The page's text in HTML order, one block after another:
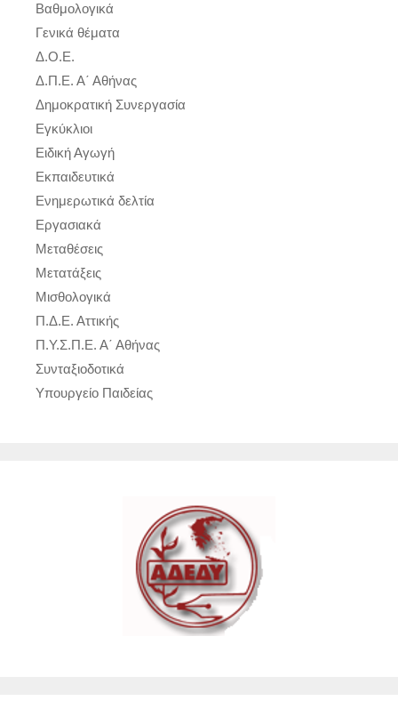
Βαθμολογικά
Γενικά θέματα
Δ.Ο.Ε.
Δ.Π.Ε. Α΄ Αθήνας
Δημοκρατική Συνεργασία
Εγκύκλιοι
Ειδική Αγωγή
Εκπαιδευτικά
Ενημερωτικά δελτία
Εργασιακά
Μεταθέσεις
Μετατάξεις
Μισθολογικά
Π.Δ.Ε. Αττικής
Π.Υ.Σ.Π.Ε. Α΄ Αθήνας
Συνταξιοδοτικά
Υπουργείο Παιδείας